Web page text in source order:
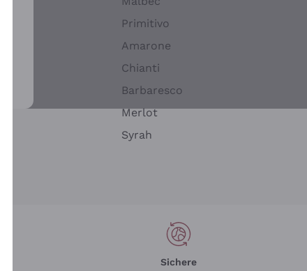
Primitivo
Amarone
Chianti
Barbaresco
Merlot
Syrah
Sichere